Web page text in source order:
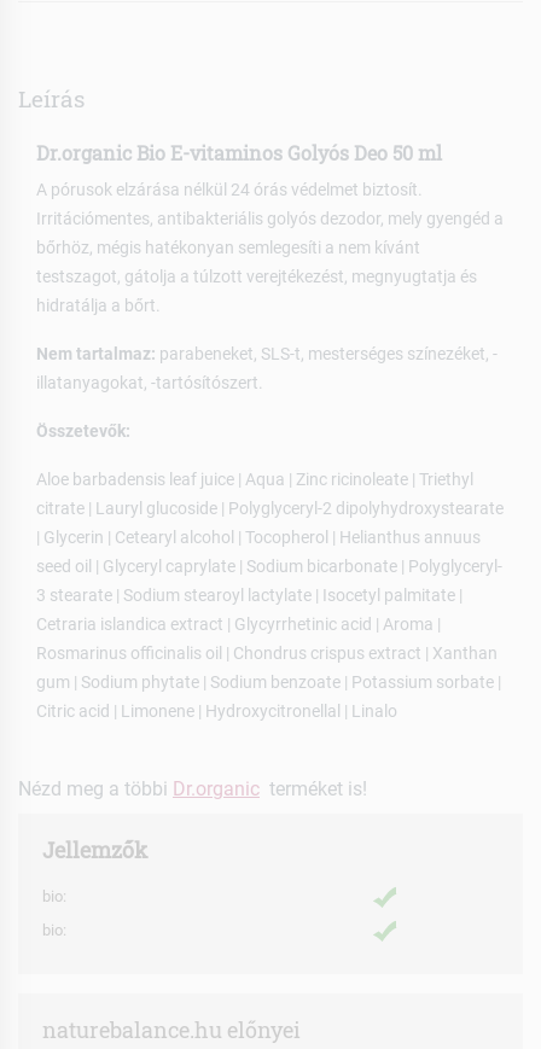
Leírás
Dr.organic Bio E-vitaminos Golyós Deo 50 ml
A pórusok elzárása nélkül 24 órás védelmet biztosít.
Irritációmentes, antibakteriális golyós dezodor, mely gyengéd a
bőrhöz, mégis hatékonyan semlegesíti a nem kívánt
testszagot, gátolja a túlzott verejtékezést, megnyugtatja és
hidratálja a bőrt.
Nem tartalmaz: parabeneket, SLS-t, mesterséges színezéket, -
illatanyagokat, -tartósítószert.
Összetevők:
Aloe barbadensis leaf juice | Aqua | Zinc ricinoleate | Triethyl
citrate | Lauryl glucoside | Polyglyceryl-2 dipolyhydroxystearate
| Glycerin | Cetearyl alcohol | Tocopherol | Helianthus annuus
seed oil | Glyceryl caprylate | Sodium bicarbonate | Polyglyceryl-
3 stearate | Sodium stearoyl lactylate | Isocetyl palmitate |
Cetraria islandica extract | Glycyrrhetinic acid | Aroma |
Rosmarinus officinalis oil | Chondrus crispus extract | Xanthan
gum | Sodium phytate | Sodium benzoate | Potassium sorbate |
Citric acid | Limonene | Hydroxycitronellal | Linalo
Nézd meg a többi Dr.organic terméket is!
Jellemzők
bio:
bio:
naturebalance.hu előnyei